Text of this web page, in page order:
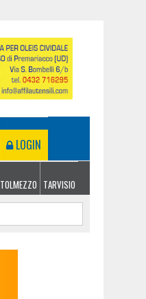
LOGIN
TOLMEZZO TARVISIO